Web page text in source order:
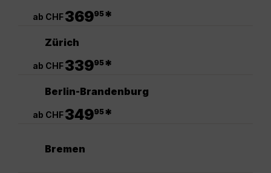
ab CHF36995*
Zürich
ab CHF33995*
Berlin-Brandenburg
ab CHF34995*
Bremen